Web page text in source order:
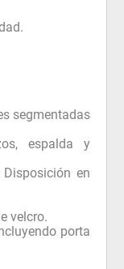
segmentadas
espalda y
Disposición en
velcro.
porta